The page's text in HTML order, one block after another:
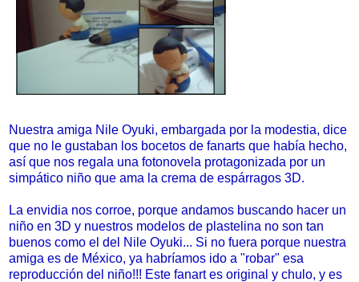
Nuestra amiga Nile Oyuki, embargada por la modestia, dice
que no le gustaban los bocetos de fanarts que había hecho,
así que nos regala una fotonovela protagonizada por un
simpático niño que ama la crema de espárragos 3D.
La envidia nos corroe, porque andamos buscando hacer un
niño en 3D y nuestros modelos de plastelina no son tan
buenos como el del Nile Oyuki... Si no fuera porque nuestra
amiga es de México, ya habríamos ido a "robar" esa
reproducción del niño!!! Este fanart es original y chulo, y es